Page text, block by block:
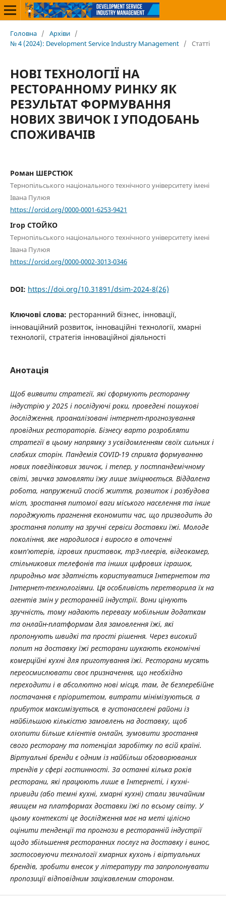
Головна / Архіви /
№ 4 (2024): Development Service Industry Management / Статті
НОВІ ТЕХНОЛОГІЇ НА
РЕСТОРАННОМУ РИНКУ ЯК
РЕЗУЛЬТАТ ФОРМУВАННЯ
НОВИХ ЗВИЧОК І УПОДОБАНЬ
СПОЖИВАЧІВ
Роман ШЕРСТЮК
Тернопільського національного технічного університету імені
Івана Пулюя
https://orcid.org/0000-0001-6253-9421
Ігор СТОЙКО
Тернопільського національного технічного університету імені
Івана Пулюя
https://orcid.org/0000-0002-3013-0346
DOI: https://doi.org/10.31891/dsim-2024-8(26)
Ключові слова: ресторанний бізнес, інновації,
інноваційний розвиток, інноваційні технології, хмарні
технології, стратегія інноваційної діяльності
Анотація
Щоб виявити стратегії, які сформують ресторанну
індустрію у 2025 і послідуючі роки, проведені пошукові
дослідження, проаналізовані інтернет-прогнозування
провідних рестораторів. Бізнесу варто розробляти
стратегії в цьому напрямку з усвідомленням своїх сильних і
слабких сторін. Пандемія COVID-19 сприяла формуванню
нових поведінкових звичок, і тепер, у постпандемічному
світі, звичка замовляти їжу лише зміцнюється. Віддалена
робота, напружений спосіб життя, розвиток і розбудова
міст, зростання питомої ваги міського населення та інше
породжують прагнення економити час, що призводить до
зростання попиту на зручні сервіси доставки їжі. Молоде
покоління, яке народилося і виросло в оточенні
комп'ютерів, ігрових приставок, mp3-плеєрів, відеокамер,
стільникових телефонів та інших цифрових іграшок,
природньо має здатність користуватися Інтернетом та
Інтернет-технологіями. Ця особливість перетворила їх на
агентів змін у ресторанній індустрії. Вони цінують
зручність, тому надають перевагу мобільним додаткам
та онлайн-платформам для замовлення їжі, які
пропонують швидкі та прості рішення. Через високий
попит на доставку їжі ресторани шукають економічні
комерційні кухні для приготування їжі. Ресторани мусять
переосмислювати своє призначення, що необхідно
переходити і в абсолютно нові місця, там, де безперебійне
постачання є пріоритетом, витрати мінімізуються, а
прибуток максимізується, в густонаселені райони із
найбільшою кількістю замовлень на доставку, щоб
охопити більше клієнтів онлайн, зумовити зростання
свого ресторану та потенціал заробітку по всій країні.
Віртуальні бренди є одним із найбільш обговорюваних
трендів у сфері гостинності. За останні кілька років
ресторани, які працюють лише в Інтернеті, і кухні-
привиди (або темні кухні, хмарні кухні) стали звичайним
явищем на платформах доставки їжі по всьому світу. У
цьому контексті це дослідження має на меті цілісно
оцінити тенденції та прогнози в ресторанній індустрії
щодо збільшення ресторанних послуг на доставку і винос,
застосовуючи технології хмарних кухонь і віртуальних
брендів, зробити внесок у літературу та запропонувати
пропозиції відповідним зацікавленим сторонам.